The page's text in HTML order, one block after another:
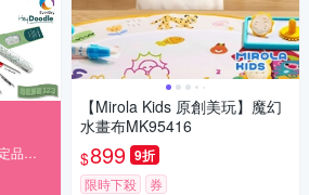
【Mirola Kids 原創美玩】魔幻
水畫布MK95416
$899 9折
限時下殺 券